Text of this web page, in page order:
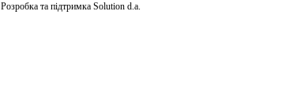
Розробка та підтримка Solution d.a.